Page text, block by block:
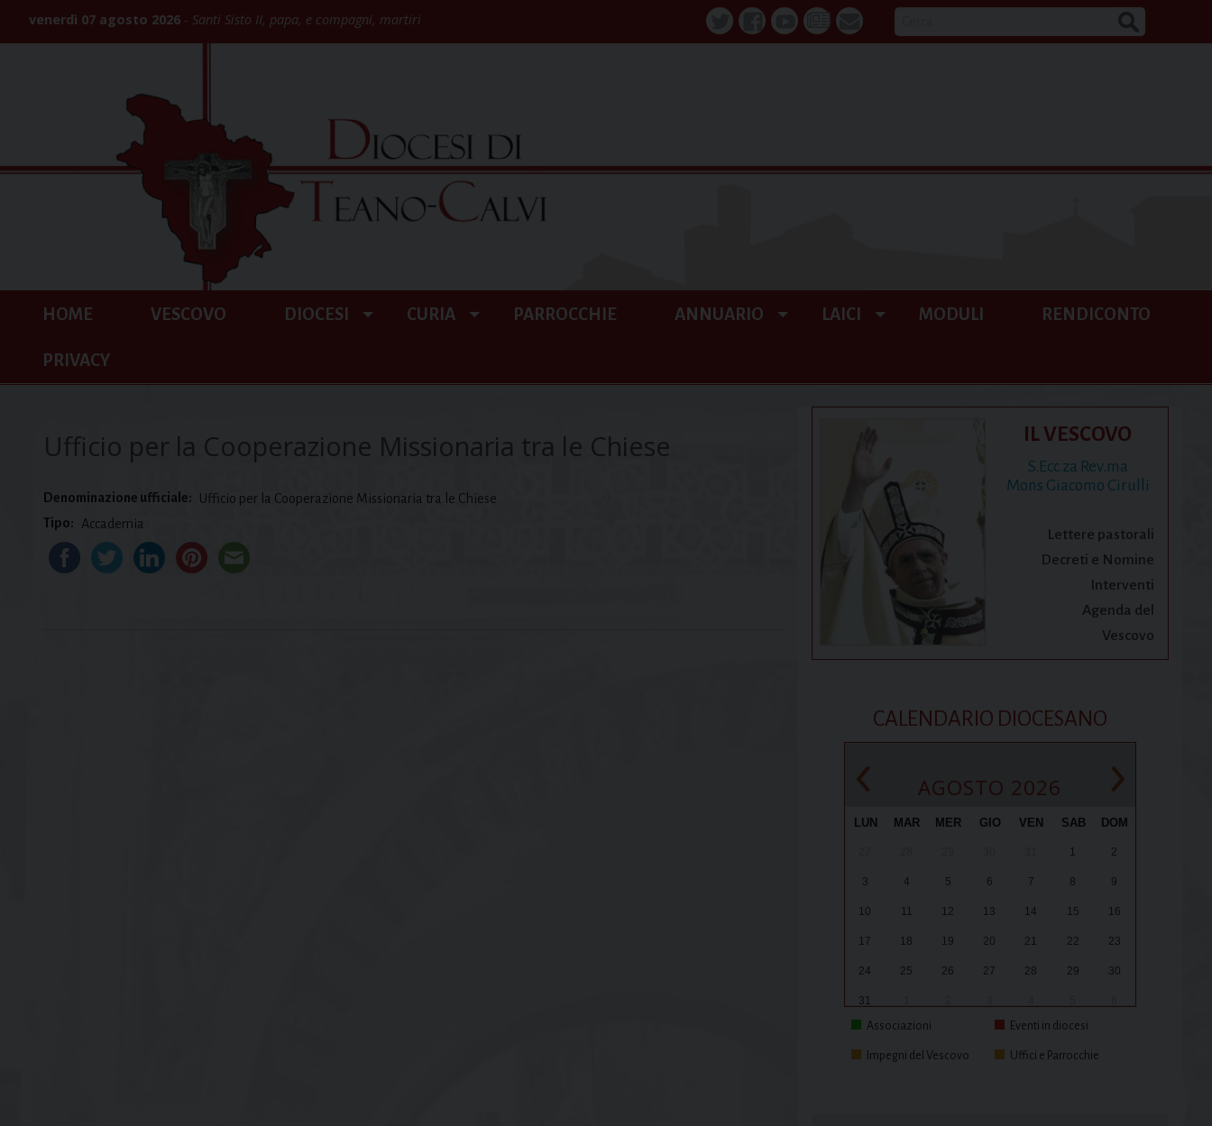
venerdì 07 agosto 2026 Santi Sisto II, papa, e compagni, martiri
TwitterFacebookYoutube
La webmail
HOME VESCOVO DIOCESI CURIA PARROCCHIE ANNUARIO LAICI MODULI RENDICONTO
PRIVACY
Ufficio per la Cooperazione Missionaria tra le Chiese
Denominazione ufficiale:
Ufficio per la Cooperazione Missionaria tra le Chiese
Tipo:
Accademia
IL VESCOVO
S.Ecc.za Rev.ma
Mons Giacomo Cirulli
Lettere pastorali
Decreti e Nomine
Interventi
Agenda del
Vescovo
CALENDARIO DIOCESANO
‹ AGOSTO 2026 ›
LUN MAR MER GIO VEN SAB DOM
1 2
3 4 5 6 7 8 9
10 11 12 13 14 15 16
17 18 19 20 21 22 23
24 25 26 27 28 29 30
31
Associazioni
Eventi in diocesi
Impegni del Vescovo Uffici e Parrocchie